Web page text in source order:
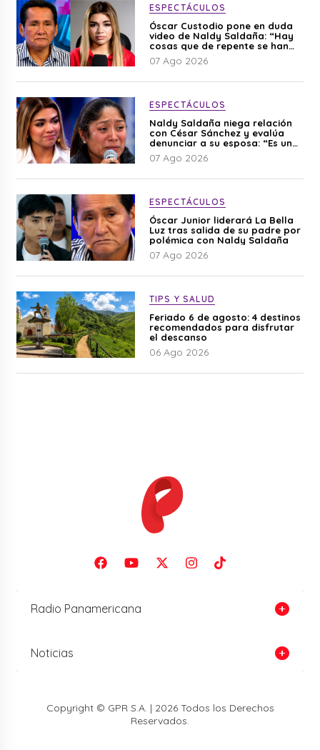
ESPECTÁCULOS
Óscar Custodio pone en duda
video de Naldy Saldaña: “Hay
cosas que de repente se han
editado”
07 Ago 2026
ESPECTÁCULOS
Naldy Saldaña niega relación
con César Sánchez y evalúa
denunciar a su esposa: “Es una
difamación”
07 Ago 2026
ESPECTÁCULOS
Óscar Junior liderará La Bella
Luz tras salida de su padre por
polémica con Naldy Saldaña
07 Ago 2026
TIPS Y SALUD
Feriado 6 de agosto: 4 destinos
recomendados para disfrutar
el descanso
06 Ago 2026
Radio Panamericana
Noticias
Copyright © GPR S.A. | 2026 Todos los Derechos
Reservados.